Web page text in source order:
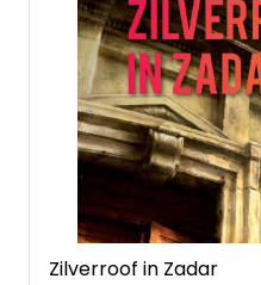
Zilverroof in Zadar